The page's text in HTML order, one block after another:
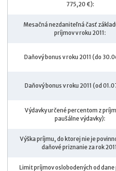
775,20 €):
Mesačná nezdaniteľná časť
príjmov v roku 2011:
Daňový bonus v roku 2011 (do
Daňový bonus v roku 2011 (od
Výdavky určené percentom z
paušálne výdavky):
Výška príjmu, do ktorej nie je
daňové priznanie za rok
Limit príjmov oslobodených od dane